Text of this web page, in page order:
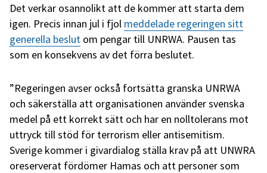
Det verkar osannolikt att de kommer att starta dem
igen. Precis innan jul i fjol meddelade regeringen sitt
generella beslut om pengar till UNRWA. Pausen tas
som en konsekvens av det förra beslutet.
”Regeringen avser också fortsätta granska UNRWA
och säkerställa att organisationen använder svenska
medel på ett korrekt sätt och har en nolltolerans mot
uttryck till stöd för terrorism eller antisemitism.
Sverige kommer i givardialog ställa krav på att UNWRA
oreserverat fördömer Hamas och att personer som